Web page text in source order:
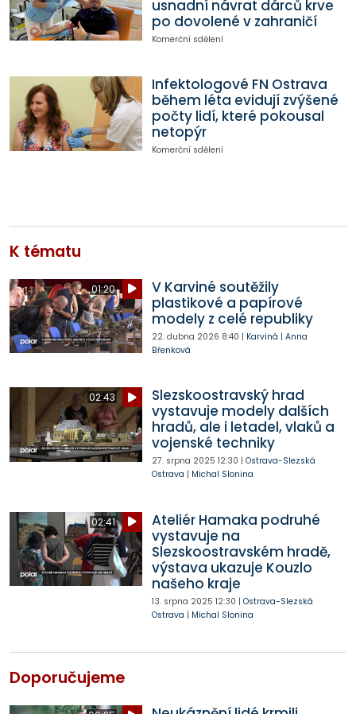
usnadní návrat dárců krve
po dovolené v zahraničí
Komerční sdělení
Infektologové FN Ostrava
během léta evidují zvýšené
počty lidí, které pokousal
netopýr
Komerční sdělení
K tématu
01:20
V Karviné soutěžily
plastikové a papírové
modely z celé republiky
22. dubna 2026 8:40 | Karviná | Anna
Břenková
02:43
Slezskoostravský hrad
vystavuje modely dalších
hradů, ale i letadel, vlaků a
vojenské techniky
27. srpna 2025 12:30 | Ostrava-Slezská
Ostrava | Michal Slonina
02:41
Ateliér Hamaka podruhé
vystavuje na
Slezskoostravském hradě,
výstava ukazuje Kouzlo
našeho kraje
13. srpna 2025 12:30 | Ostrava-Slezská
Ostrava | Michal Slonina
Doporučujeme